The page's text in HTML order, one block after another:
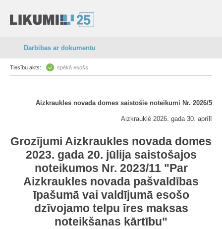
Darbības ar dokumentu
Tiesību akts: spēkā esošs
Aizkraukles novada domes saistošie noteikumi Nr. 2026/5
Aizkrauklē 2026. gada 30. aprīlī
Grozījumi Aizkraukles novada domes
2023. gada 20. jūlija saistošajos
noteikumos Nr. 2023/11 "Par
Aizkraukles novada pašvaldības
īpašumā vai valdījumā esošo
dzīvojamo telpu īres maksas
noteikšanas kārtību"